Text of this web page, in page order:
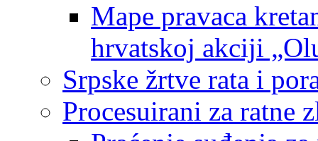
Mape pravaca
hrvatskoj akciji
Srpske žrtve rata i
Procesuirani za ratne